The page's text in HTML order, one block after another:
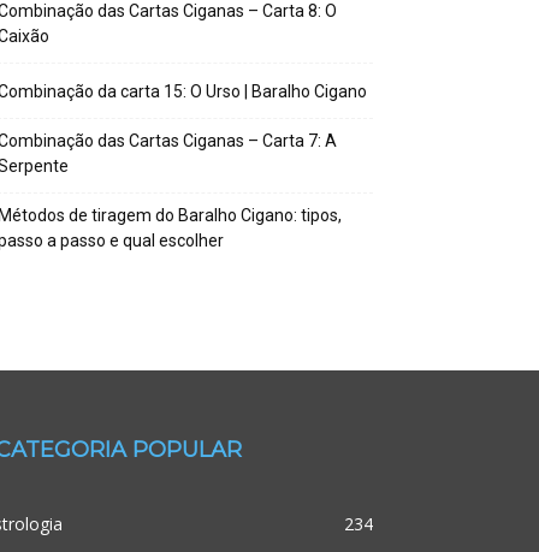
das Cartas Ciganas – Carta 8: O
da carta 15: O Urso | Baralho Cigano
das Cartas Ciganas – Carta 7: A
Métodos de tiragem do Baralho Cigano: tipos,
a passo e qual escolher
POPULAR
234